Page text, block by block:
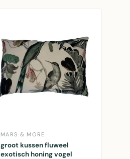
MARS & MORE
groot kussen fluweel
exotisch honing vogel